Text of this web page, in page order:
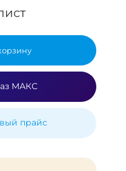
МАКС
прайс